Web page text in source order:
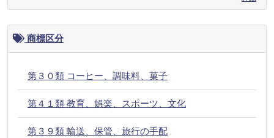
商標区分
第３０類 コーヒー、調味料、菓子
第４１類 教育、娯楽、スポーツ、文化
第３９類 輸送、保管、旅行の手配